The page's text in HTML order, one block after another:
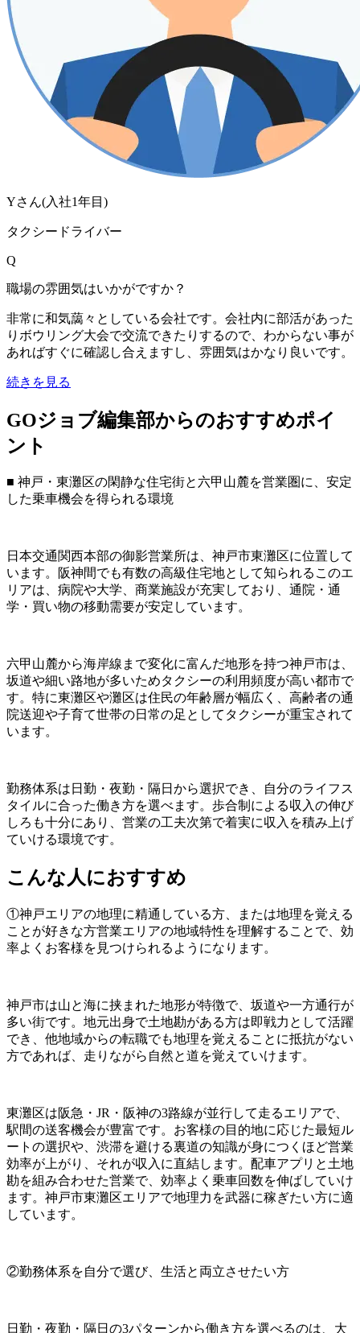
Yさん(入社1年目)
タクシードライバー
Q
職場の雰囲気はいかがですか？
非常に和気藹々としている会社です。会社内に部活があった
りボウリング大会で交流できたりするので、わからない事が
あればすぐに確認し合えますし、雰囲気はかなり良いです。
続きを見る
GOジョブ編集部からのおすすめポイ
ント
■ 神戸・東灘区の閑静な住宅街と六甲山麓を営業圏に、安定
した乗車機会を得られる環境
日本交通関西本部の御影営業所は、神戸市東灘区に位置して
います。阪神間でも有数の高級住宅地として知られるこのエ
リアは、病院や大学、商業施設が充実しており、通院・通
学・買い物の移動需要が安定しています。
六甲山麓から海岸線まで変化に富んだ地形を持つ神戸市は、
坂道や細い路地が多いためタクシーの利用頻度が高い都市で
す。特に東灘区や灘区は住民の年齢層が幅広く、高齢者の通
院送迎や子育て世帯の日常の足としてタクシーが重宝されて
います。
勤務体系は日勤・夜勤・隔日から選択でき、自分のライフス
タイルに合った働き方を選べます。歩合制による収入の伸び
しろも十分にあり、営業の工夫次第で着実に収入を積み上げ
ていける環境です。
こんな人におすすめ
①神戸エリアの地理に精通している方、または地理を覚える
ことが好きな方営業エリアの地域特性を理解することで、効
率よくお客様を見つけられるようになります。
神戸市は山と海に挟まれた地形が特徴で、坂道や一方通行が
多い街です。地元出身で土地勘がある方は即戦力として活躍
でき、他地域からの転職でも地理を覚えることに抵抗がない
方であれば、走りながら自然と道を覚えていけます。
東灘区は阪急・JR・阪神の3路線が並行して走るエリアで、
駅間の送客機会が豊富です。お客様の目的地に応じた最短ル
ートの選択や、渋滞を避ける裏道の知識が身につくほど営業
効率が上がり、それが収入に直結します。配車アプリと土地
勘を組み合わせた営業で、効率よく乗車回数を伸ばしていけ
ます。神戸市東灘区エリアで地理力を武器に稼ぎたい方に適
しています。
②勤務体系を自分で選び、生活と両立させたい方
日勤・夜勤・隔日の3パターンから働き方を選べるのは、大